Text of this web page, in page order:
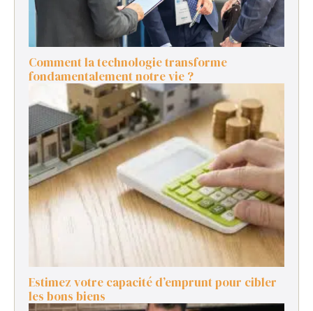
Comment la technologie transforme
fondamentalement notre vie ?
Estimez votre capacité d’emprunt pour cibler
les bons biens